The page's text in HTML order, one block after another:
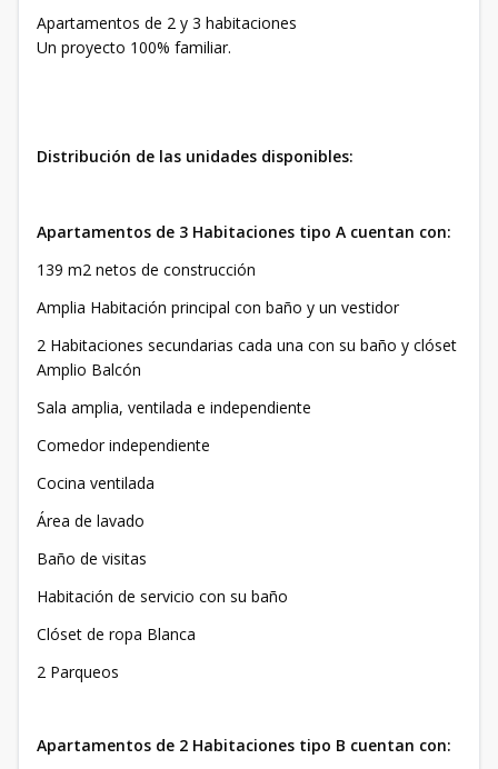
Apartamentos de 2 y 3 habitaciones
Un proyecto 100% familiar.
Distribución de las unidades disponibles:
Apartamentos de 3 Habitaciones tipo A cuentan con:
139 m2 netos de construcción
Amplia Habitación principal con baño y un vestidor
2 Habitaciones secundarias cada una con su baño y clóset
Amplio Balcón
Sala amplia, ventilada e independiente
Comedor independiente
Cocina ventilada
Área de lavado
Baño de visitas
Habitación de servicio con su baño
Clóset de ropa Blanca
2 Parqueos
Apartamentos de 2 Habitaciones tipo B cuentan con: